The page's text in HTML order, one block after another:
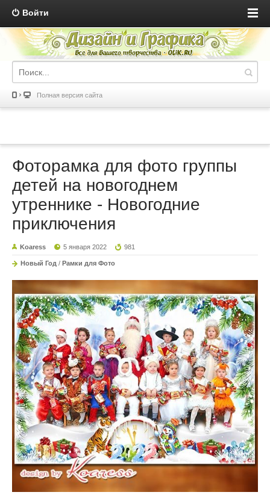
Войти
Полная версия сайта
Фоторамка для фото группы
детей на новогоднем
утреннике - Новогодние
приключения
Koaress 5 января 2022 981
Новый Год / Рамки для Фото